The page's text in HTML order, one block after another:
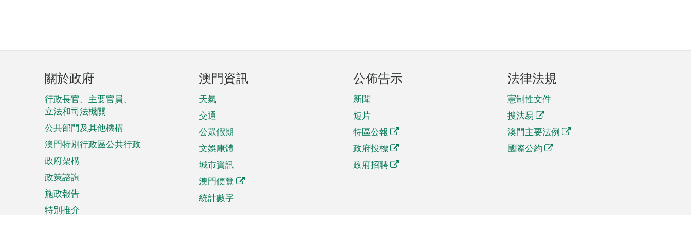
頁
腳
菜
單
關於政府
行政長官、主要官員、
立法和司法機關
公共部門及其他機構
澳門特別行政區公共行政
政府架構
政策諮詢
施政報告
特別推介
澳門資訊
天氣
交通
公眾假期
文娛康體
城市資訊
澳門便覽
統計數字
公佈告示
新聞
短片
特區公報
政府投標
政府招聘
法律法規
憲制性文件
搜法易
澳門主要法例
國際公約